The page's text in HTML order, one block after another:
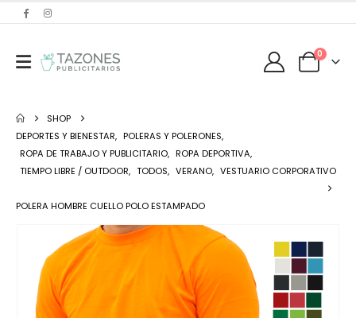
0
SHOP
DEPORTES Y BIENESTAR, POLERAS Y POLERONES,
ROPA DE TRABAJO Y PUBLICITARIO, ROPA DEPORTIVA,
TIEMPO LIBRE / OUTDOOR, TODOS, VERANO, VESTUARIO CORPORATIVO
POLERA HOMBRE CUELLO POLO ESTAMPADO